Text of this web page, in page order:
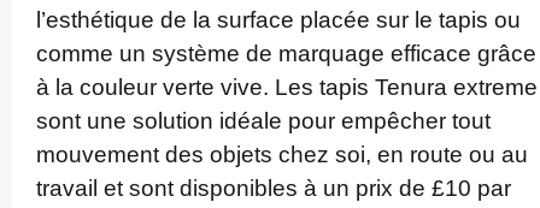
l’esthétique de la surface placée sur le tapis ou
comme un système de marquage efficace grâce
à la couleur verte vive. Les tapis Tenura extreme
sont une solution idéale pour empêcher tout
mouvement des objets chez soi, en route ou au
travail et sont disponibles à un prix de £10 par